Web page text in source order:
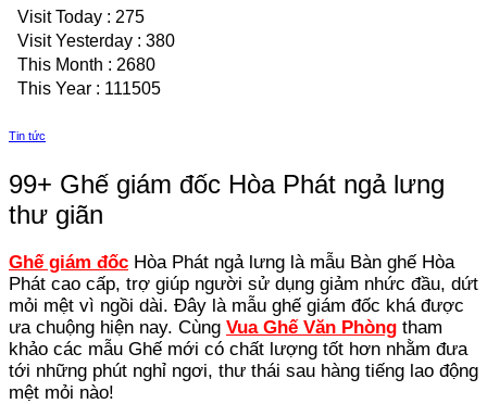
Visit Today : 275
Visit Yesterday : 380
This Month : 2680
This Year : 111505
Tin tức
99+ Ghế giám đốc Hòa Phát ngả lưng
thư giãn
Ghế giám đốc Hòa Phát ngả lưng là mẫu Bàn ghế Hòa
Phát cao cấp, trợ giúp người sử dụng giảm nhức đầu, dứt
mỏi mệt vì ngồi dài. Đây là mẫu ghế giám đốc khá được
ưa chuộng hiện nay. Cùng Vua Ghế Văn Phòng tham
khảo các mẫu Ghế mới có chất lượng tốt hơn nhằm đưa
tới những phút nghỉ ngơi, thư thái sau hàng tiếng lao động
mệt mỏi nào!